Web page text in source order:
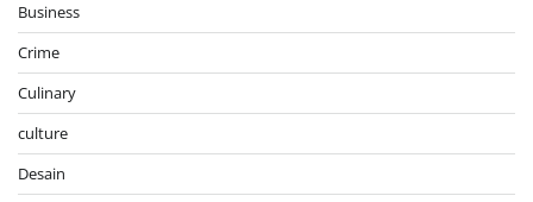
Business
Crime
Culinary
culture
Desain